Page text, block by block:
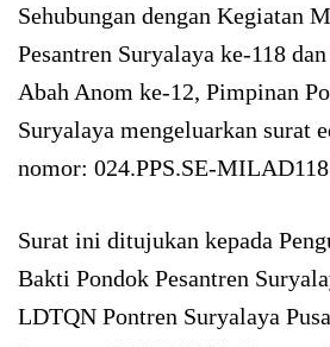
Sehubungan dengan Kegiatan
Pesantren Suryalaya ke-118
Abah Anom ke-12, Pimpinan
Suryalaya mengeluarkan surat
nomor: 024.PPS.SE-
Surat ini ditujukan kepada
Bakti Pondok Pesantren
LDTQN Pontren Suryalaya